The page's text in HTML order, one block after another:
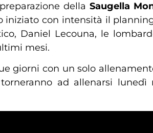
della Saugella
iniziato con intensità il
Daniel Lecouna, le
mesi.
giorni con un solo
ad allenarsi